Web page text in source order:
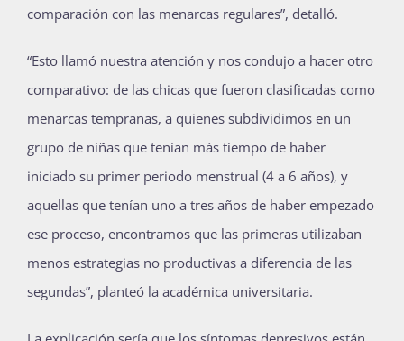
comparación con las menarcas regulares”, detalló.
“Esto llamó nuestra atención y nos condujo a hacer otro
comparativo: de las chicas que fueron clasificadas como
menarcas tempranas, a quienes subdividimos en un
grupo de niñas que tenían más tiempo de haber
iniciado su primer periodo menstrual (4 a 6 años), y
aquellas que tenían uno a tres años de haber empezado
ese proceso, encontramos que las primeras utilizaban
menos estrategias no productivas a diferencia de las
segundas”, planteó la académica universitaria.